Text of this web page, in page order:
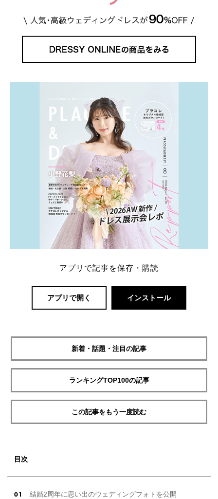
アプリで記事を保存・購読
アプリで開く インストール
新着・話題・注目の記事
ランキングTOP100の記事
この記事をもう一度読む
目次
結婚2周年に思い出のウェディングフォトを公開